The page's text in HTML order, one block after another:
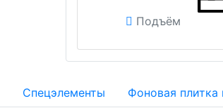
Подъём
Спецэлементы Фоновая плитка